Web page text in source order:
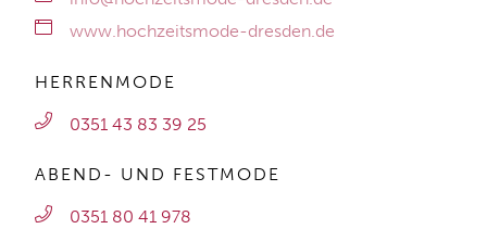
www.hochzeitsmode-dresden.de
HERRENMODE
0351 43 83 39 25
ABEND- UND FESTMODE
0351 80 41 978